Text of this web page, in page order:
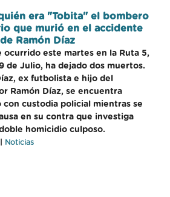
era "Tobita" el bombero
que murió en el accidente
Ramón Díaz
ocurrido este martes en la Ruta 5,
de Julio, ha dejado dos muertos.
ex futbolista e hijo del
Ramón Díaz, se encuentra
con custodia policial mientras se
en su contra que investiga
homicidio culposo.
Noticias